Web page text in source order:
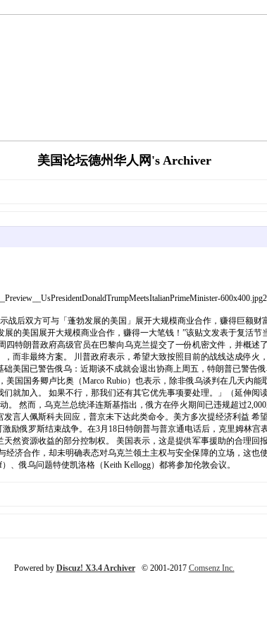
美国论坛德州华人网's Archiver
后双方可与「蓬勃发展的美国」展开大规模商业合作，赚得巨额
的美国展开大规模商业合作，赚得一大笔钱！”该贴文发表于复活
特朗普政府高级官员在巴黎向乌克兰提交了一份机密文件，并概
而非最终方案。 川普政府表示，希望大致按照目前的战线达成停
美国已警告俄乌：近期谈不成就会退出协商上周五，特朗普已警
国务卿卢比奥（Marco Rubio）也表示，除非俄乌谈判在几天内
就加入。 如果不行，那我们还有其它优先事项要处理。」（延伸
然而，乌克兰总统泽连斯基指出，俄方在停火期间已违规超过
言人佩斯科夫回应，普京未下达此类命令。美方多次提经济利益
励俄罗斯结束战争。在3月18日特朗普与普京通电话后，克里姆林
然资源收益的部分控制权。 美国表示，这是提供军事援助的合理回
济合作，却未明确表态对乌克兰领土主权与安全保障的立场，这
、俄乌问题特使凯洛格（Keith Kellogg）都将参加伦敦会议。
Powered by Discuz! X3.4 Archiver© 2001-2017 Comsenz Inc.